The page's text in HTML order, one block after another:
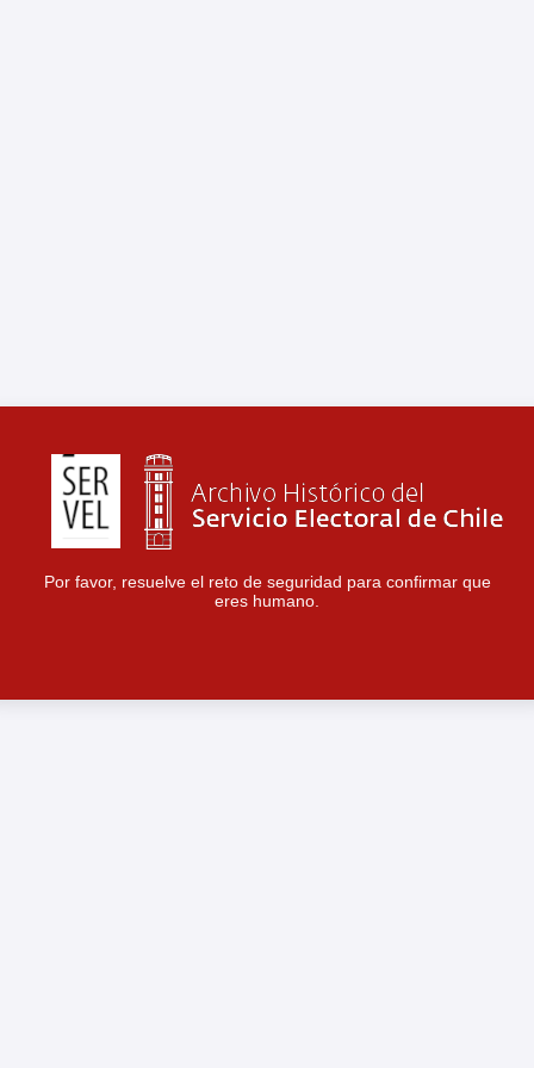
Por favor, resuelve el reto de seguridad para confirmar que
eres humano.